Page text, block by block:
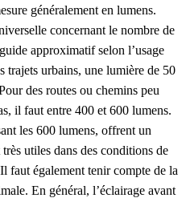
généralement en lumens.
concernant le nombre de
approximatif selon l’usage
trajets urbains, une lumière de 50
des routes ou chemins peu
il faut entre 400 et 600 lumens.
les 600 lumens, offrent un
utiles dans des conditions de
faut également tenir compte de la
En général, l’éclairage avant